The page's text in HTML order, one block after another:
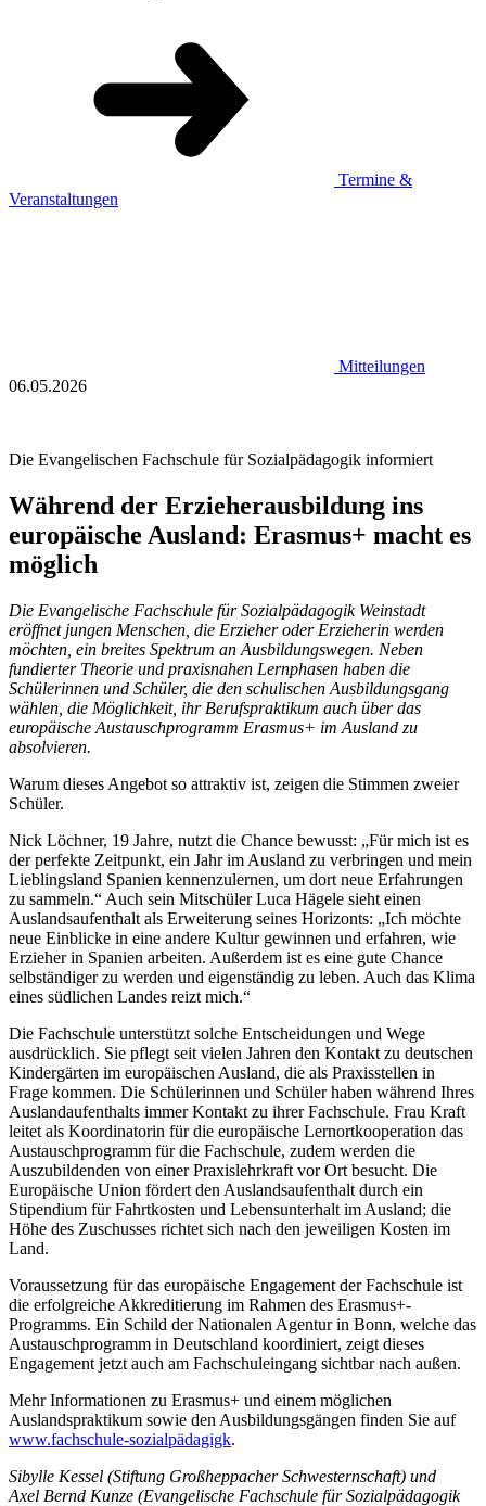
Termine &
Veranstaltungen
Mitteilungen
06.05.2026
Die Evangelischen Fachschule für Sozialpädagogik informiert
Während der Erzieherausbildung ins
europäische Ausland: Erasmus+ macht es
möglich
Die Evangelische Fachschule für Sozialpädagogik Weinstadt
eröffnet jungen Menschen, die Erzieher oder Erzieherin werden
möchten, ein breites Spektrum an Ausbildungswegen. Neben
fundierter Theorie und praxisnahen Lernphasen haben die
Schülerinnen und Schüler, die den schulischen Ausbildungsgang
wählen, die Möglichkeit, ihr Berufspraktikum auch über das
europäische Austauschprogramm Erasmus+ im Ausland zu
absolvieren.
Warum dieses Angebot so attraktiv ist, zeigen die Stimmen zweier
Schüler.
Nick Löchner, 19 Jahre, nutzt die Chance bewusst: „Für mich ist es
der perfekte Zeitpunkt, ein Jahr im Ausland zu verbringen und mein
Lieblingsland Spanien kennenzulernen, um dort neue Erfahrungen
zu sammeln.“ Auch sein Mitschüler Luca Hägele sieht einen
Auslandsaufenthalt als Erweiterung seines Horizonts: „Ich möchte
neue Einblicke in eine andere Kultur gewinnen und erfahren, wie
Erzieher in Spanien arbeiten. Außerdem ist es eine gute Chance
selbständiger zu werden und eigenständig zu leben. Auch das Klima
eines südlichen Landes reizt mich.“
Die Fachschule unterstützt solche Entscheidungen und Wege
ausdrücklich. Sie pflegt seit vielen Jahren den Kontakt zu deutschen
Kindergärten im europäischen Ausland, die als Praxisstellen in
Frage kommen. Die Schülerinnen und Schüler haben während Ihres
Auslandaufenthalts immer Kontakt zu ihrer Fachschule. Frau Kraft
leitet als Koordinatorin für die europäische Lernortkooperation das
Austauschprogramm für die Fachschule, zudem werden die
Auszubildenden von einer Praxislehrkraft vor Ort besucht. Die
Europäische Union fördert den Auslandsaufenthalt durch ein
Stipendium für Fahrtkosten und Lebensunterhalt im Ausland; die
Höhe des Zuschusses richtet sich nach den jeweiligen Kosten im
Land.
Voraussetzung für das europäische Engagement der Fachschule ist
die erfolgreiche Akkreditierung im Rahmen des Erasmus+-
Programms. Ein Schild der Nationalen Agentur in Bonn, welche das
Austauschprogramm in Deutschland koordiniert, zeigt dieses
Engagement jetzt auch am Fachschuleingang sichtbar nach außen.
Mehr Informationen zu Erasmus+ und einem möglichen
Auslandspraktikum sowie den Ausbildungsgängen finden Sie auf
www.fachschule-sozialpädagigk.
Sibylle Kessel (Stiftung Großheppacher Schwesternschaft) und
Axel Bernd Kunze (Evangelische Fachschule für Sozialpädagogik